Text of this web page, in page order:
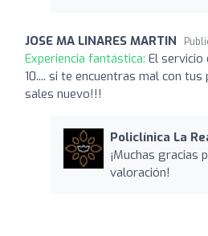
JOSE MA LINARES MARTIN
Experiencia fantástica: El servicio
10.... si te encuentras mal con tus
sales nuevo!!!
Policlínica La
¡Muchas gracias
valoración!